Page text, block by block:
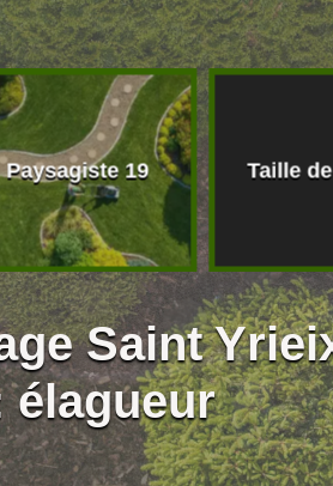
19 Taille de haie 19
Saint
élagueur